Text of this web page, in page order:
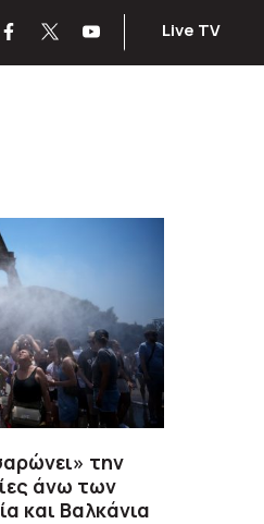
Live TV
την
άνω των
και Βαλκάνια